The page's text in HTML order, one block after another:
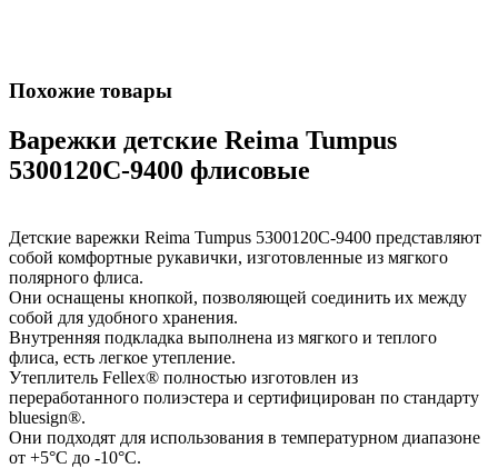
Похожие товары
Варежки детские Reima Tumpus
5300120C-9400 флисовые
Детские варежки Reima Tumpus 5300120C-9400 представляют
собой комфортные рукавички, изготовленные из мягкого
полярного флиса.
Они оснащены кнопкой, позволяющей соединить их между
собой для удобного хранения.
Внутренняя подкладка выполнена из мягкого и теплого
флиса, есть легкое утепление.
Утеплитель Fellex® полностью изготовлен из
переработанного полиэстера и сертифицирован по стандарту
bluesign®.
Они подходят для использования в температурном диапазоне
от +5°C до -10°C.